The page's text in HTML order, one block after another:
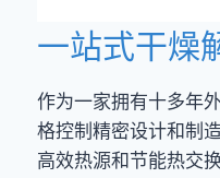
一站式干燥
作为一家拥有十多年
格控制精密设计和制
高效热源和节能热交